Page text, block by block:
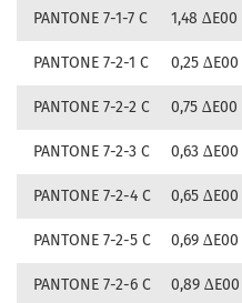
PANTONE 7-1-7 C 1,48 ∆E00
PANTONE 7-2-1 C 0,25 ∆E00
PANTONE 7-2-2 C 0,75 ∆E00
PANTONE 7-2-3 C 0,63 ∆E00
PANTONE 7-2-4 C 0,65 ∆E00
PANTONE 7-2-5 C 0,69 ∆E00
PANTONE 7-2-6 C 0,89 ∆E00